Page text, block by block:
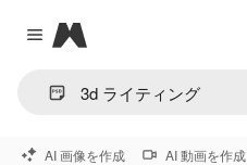
Close menu
Magnific
AI 画像を作成 AI 動画を作成